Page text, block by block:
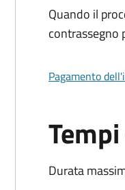
Quando il
contrassegno
Pagamento
Durata